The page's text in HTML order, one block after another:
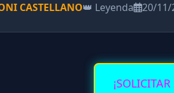
CASTELLANO👑 Leyenda 20/11/